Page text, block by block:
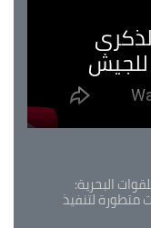
البحرية:
لتنفيذ